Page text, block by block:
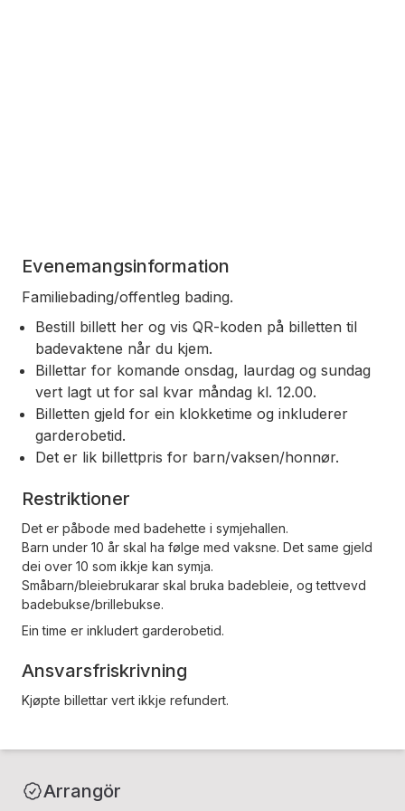
Evenemangsinformation
Familiebading/offentleg bading.
Bestill billett her og vis QR-koden på billetten til
badevaktene når du kjem.
Billettar for komande onsdag, laurdag og sundag
vert lagt ut for sal kvar måndag kl. 12.00.
Billetten gjeld for ein klokketime og inkluderer
garderobetid.
Det er lik billettpris for barn/vaksen/honnør.
Restriktioner
Det er påbode med badehette i symjehallen.
Barn under 10 år skal ha følge med vaksne. Det same gjeld
dei over 10 som ikkje kan symja.
Småbarn/bleiebrukarar skal bruka badebleie, og tettvevd
badebukse/brillebukse.
Ein time er inkludert garderobetid.
Ansvarsfriskrivning
Kjøpte billettar vert ikkje refundert.
Arrangör